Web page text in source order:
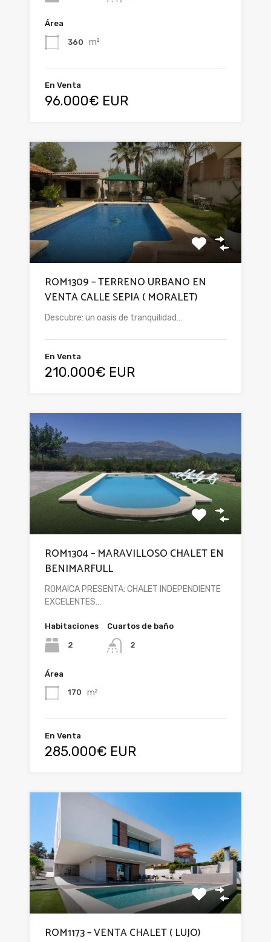
Área
360 m²
En Venta
96.000€ EUR
ROM1309 – TERRENO URBANO EN
VENTA CALLE SEPIA ( MORALET)
Descubre: un oasis de tranquilidad…
En Venta
210.000€ EUR
ROM1304 – MARAVILLOSO CHALET EN
BENIMARFULL
ROMAICA PRESENTA: CHALET INDEPENDIENTE
EXCELENTES…
Habitaciones
2
Cuartos de baño
2
Área
170 m²
En Venta
285.000€ EUR
ROM1173 – VENTA CHALET ( LUJO)